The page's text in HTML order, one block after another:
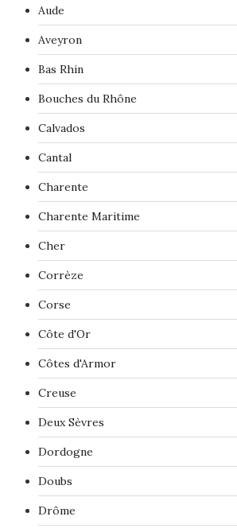
Aude
Aveyron
Bas Rhin
Bouches du Rhône
Calvados
Cantal
Charente
Charente Maritime
Cher
Corrèze
Corse
Côte d'Or
Côtes d'Armor
Creuse
Deux Sèvres
Dordogne
Doubs
Drôme